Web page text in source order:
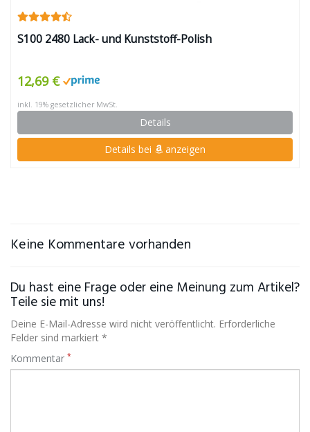
S100 2480 Lack- und Kunststoff-Polish
12,69 €
inkl. 19% gesetzlicher MwSt.
Details
Details bei anzeigen
Keine Kommentare vorhanden
Du hast eine Frage oder eine Meinung zum Artikel?
Teile sie mit uns!
Deine E-Mail-Adresse wird nicht veröffentlicht. Erforderliche
Felder sind markiert *
Kommentar *